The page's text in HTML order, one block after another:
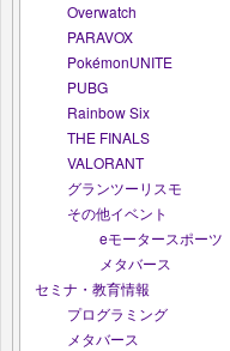
Overwatch
PARAVOX
PokémonUNITE
PUBG
Rainbow Six
THE FINALS
VALORANT
グランツーリスモ
その他イベント
eモータースポーツ
メタバース
セミナ・教育情報
プログラミング
メタバース